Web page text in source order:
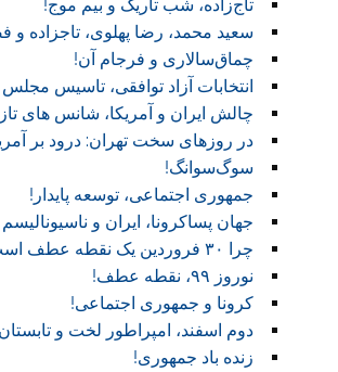
تاج‌زاده، شب تاریک و بیم موج!
سعید محمد، رضا پهلوی، تاجزاده و
چماق‌سالاری و فرجام آن!‏
انتخابات آزاد توافقی، تاسیس
چالش ایران و آمریکا، شانس های
در روز‌های سخت تهران: درود بر
سوگ‌‌سوانگ!‏
جمهوری اجتماعی، توسعه پایدار!
جهان پساکرونا، ایران و ناسیونالیسم
چرا ۳۰ فروردین یک نقطه عطف است؟
نوروز ۹۹، نقطه عطف!‏
کرونا و جمهوری اجتماعی!‏
دوم اسفند، امپراطور لخت و
زنده باد جمهوری!